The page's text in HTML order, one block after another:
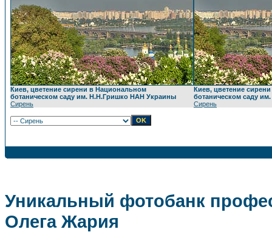
Киев, цветение сирени в Национальном
ботаническом саду им. Н.Н.Гришко НАН Украины
Сирень
Киев, цветение
ботаническом саду
Сирень
Уникальный фотобанк
Олега Жария